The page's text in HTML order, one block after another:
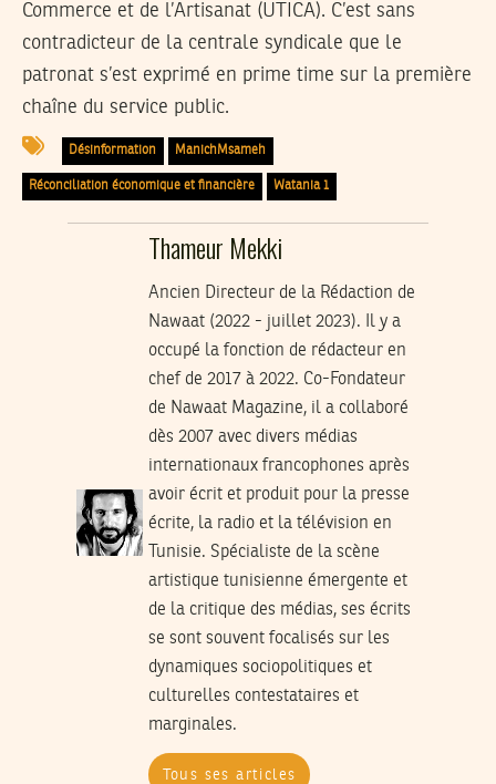
Commerce et de l’Artisanat (UTICA). C’est sans
contradicteur de la centrale syndicale que le
patronat s’est exprimé en prime time sur la première
chaîne du service public.
Désinformation ManichMsameh
Réconciliation économique et financière Watania 1
Thameur Mekki
Ancien Directeur de la Rédaction de
Nawaat (2022 - juillet 2023). Il y a
occupé la fonction de rédacteur en
chef de 2017 à 2022. Co-Fondateur
de Nawaat Magazine, il a collaboré
dès 2007 avec divers médias
internationaux francophones après
avoir écrit et produit pour la presse
écrite, la radio et la télévision en
Tunisie. Spécialiste de la scène
artistique tunisienne émergente et
de la critique des médias, ses écrits
se sont souvent focalisés sur les
dynamiques sociopolitiques et
culturelles contestataires et
marginales.
Tous ses articles